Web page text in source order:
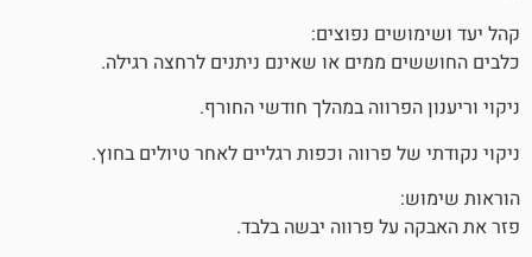
נפוצים:
ממים או שאינם ניתנים לרחצה רגילה.
במהלך חודשי החורף.
פרווה וכפות רגליים לאחר טיולים בחוץ.
פרווה יבשה בלבד.